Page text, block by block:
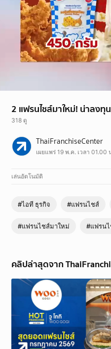
2 แฟรนไชส์มาใหม่! น่าลง
318 ดู
แลนด์ #มาโนอิThaiFranchiseCenter
เผยแพร่ 19 พ.ค. เวลา 01.00
เล่นอัตโนมัติ
#ไอที ธุรกิจ #แฟรนไชส์
#แฟรนไชส์มาใหม่ #แฟรน
คลิปล่าสุดจาก